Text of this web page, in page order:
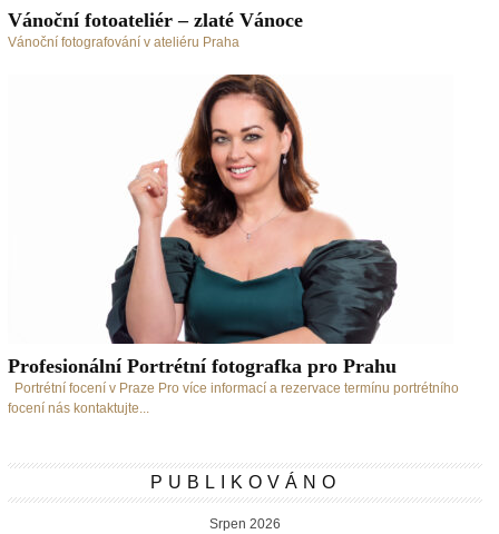
Vánoční fotoateliér – zlaté Vánoce
Vánoční fotografování v ateliéru Praha
Profesionální Portrétní fotografka pro Prahu
Portrétní focení v Praze Pro více informací a rezervace termínu portrétního
focení nás kontaktujte...
PUBLIKOVÁNO
Srpen 2026